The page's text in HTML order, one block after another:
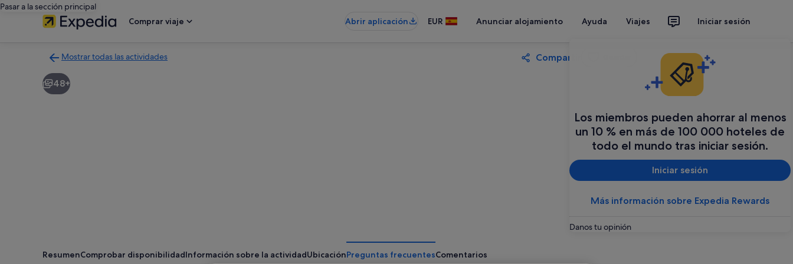
Pasar a la sección principal
Comprar viaje
Abrir aplicación EUR Anunciar alojamiento Ayuda Viajes Iniciar sesión
Los miembros pueden ahorrar al menos
un 10 % en más de 100 000 hoteles de
todo el mundo tras iniciar sesión.
Iniciar sesión
Más información sobre Expedia Rewards
Danos tu opinión
Mostrar todas las actividades
a
la
Compartir
48+
ResumenComprobar disponibilidadInformación sobre la actividadUbicaciónPreguntas frecuentesComentarios